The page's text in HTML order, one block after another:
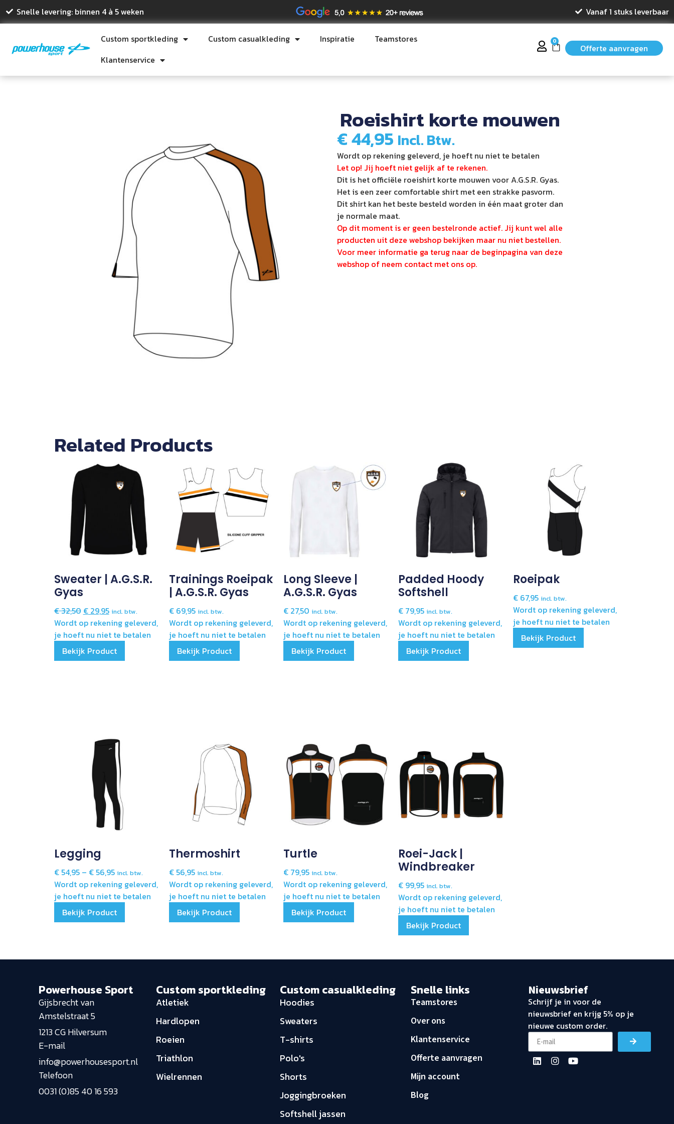
Snelle levering: binnen 4 à 5 weken Vanaf 1 stuks leverbaar
Custom sportkleding Custom casualkleding Inspiratie
Teamstores
Klantenservice
0
Offerte aanvragen
Roeishirt korte mouwen
€44,95 Incl. Btw.
Wordt op rekening geleverd, je hoeft nu niet te betalen
Let op! Jij hoeft niet gelijk af te rekenen.
Dit is het officiële roeishirt korte mouwen voor A.G.S.R. Gyas.
Het is een zeer comfortable shirt met een strakke pasvorm.
Dit shirt kan het beste besteld worden in één maat groter dan
je normale maat.
Op dit moment is er geen bestelronde actief. Jij kunt wel alle
producten uit deze webshop bekijken maar nu niet bestellen.
Voor meer informatie ga terug naar de beginpagina van deze
webshop of neem contact met ons op.
Related Products
Sweater | A.G.S.R.
Gyas
€32,50 €29,95 incl. btw.
Wordt op rekening geleverd,
je hoeft nu niet te betalen
Bekijk Product
Trainings Roeipak
| A.G.S.R. Gyas
€69,95 incl. btw.
Wordt op rekening geleverd,
je hoeft nu niet te betalen
Bekijk Product
Long Sleeve |
A.G.S.R. Gyas
€ 27,50 incl. btw.
Wordt op rekening geleverd,
je hoeft nu niet te betalen
Bekijk Product
Padded Hoody
Softshell
€ 79,95 incl. btw.
Wordt op rekening geleverd,
je hoeft nu niet te betalen
Bekijk Product
Roeipak
€ 67,95 incl. btw.
Wordt op rekening geleverd,
je hoeft nu niet te betalen
Bekijk Product
Legging
€54,95– €56,95 incl. btw.
Wordt op rekening geleverd,
je hoeft nu niet te betalen
Bekijk Product
Thermoshirt
€56,95 incl. btw.
Wordt op rekening geleverd,
je hoeft nu niet te betalen
Bekijk Product
Turtle
€ 79,95 incl. btw.
Wordt op rekening geleverd,
je hoeft nu niet te betalen
Bekijk Product
Roei-Jack |
Windbreaker
€ 99,95 incl. btw.
Wordt op rekening geleverd,
je hoeft nu niet te betalen
Bekijk Product
Powerhouse Sport
Gijsbrecht van
Amstelstraat 5
1213 CG Hilversum
E-mail
info@powerhousesport.nl
Telefoon
0031 (0)85 40 16 593
Custom sportkleding
Atletiek
Hardlopen
Roeien
Triathlon
Wielrennen
Custom casualkleding
Hoodies
Sweaters
T-shirts
Polo's
Shorts
Joggingbroeken
Softshell jassen
Snelle links
Teamstores
Over ons
Klantenservice
Offerte aanvragen
Mijn account
Blog
Nieuwsbrief
Schrijf je in voor de
nieuwsbrief en krijg 5% op je
nieuwe custom order.